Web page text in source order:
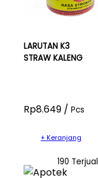
LARUTAN K3
STRAW KALENG
Rp8.649 / Pcs
+ Keranjang
190 Terjual